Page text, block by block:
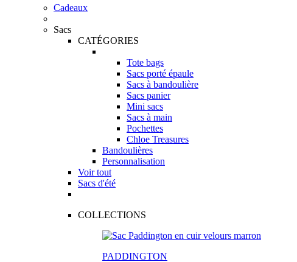
Cadeaux
Sacs
CATÉGORIES
Tote bags
Sacs porté épaule
Sacs à bandoulière
Sacs panier
Mini sacs
Sacs à main
Pochettes
Chloe Treasures
Bandoulières
Personnalisation
Voir tout
Sacs d'été
COLLECTIONS
PADDINGTON